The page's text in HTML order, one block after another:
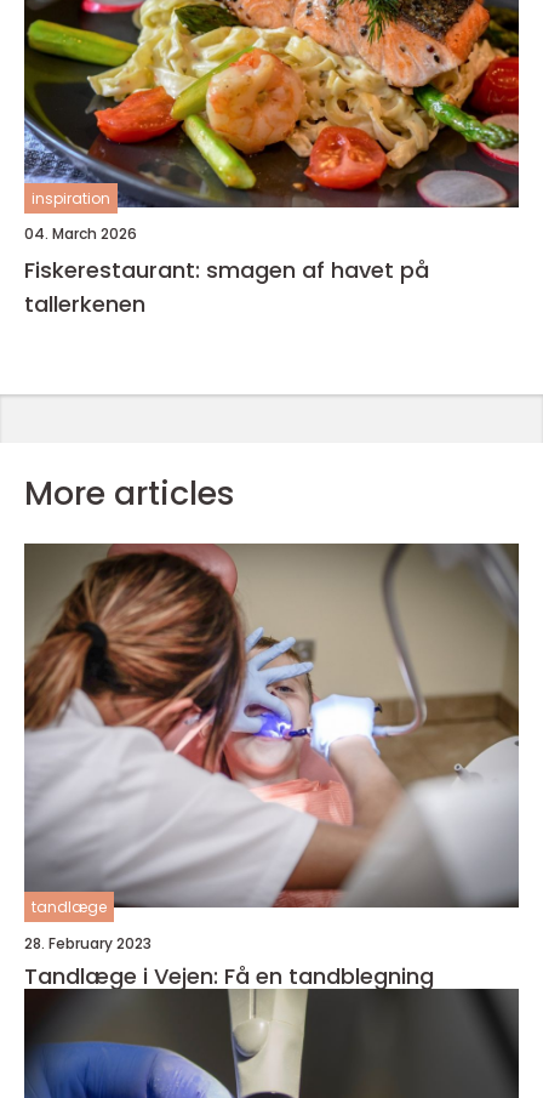
inspiration
04. March 2026
Fiskerestaurant: smagen af havet på
tallerkenen
More articles
tandlæge
28. February 2023
Tandlæge i Vejen: Få en tandblegning